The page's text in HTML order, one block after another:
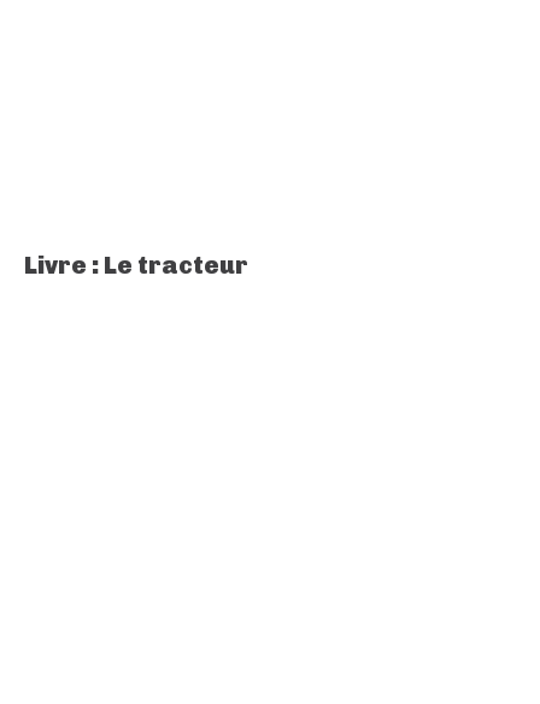
Livre : Le tracteur